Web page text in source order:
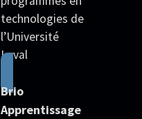
technologies de
l’Université
Laval
Brio
Apprentissage